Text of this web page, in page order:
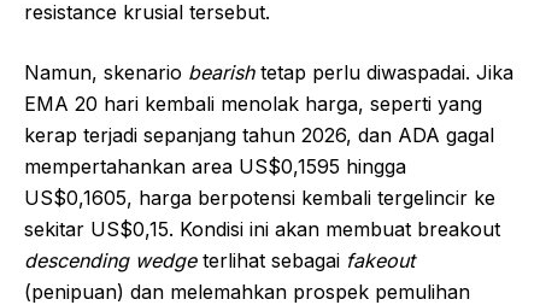
resistance krusial tersebut.
Namun, skenario bearishtetap perlu diwaspadai. Jika
EMA 20 hari kembali menolak harga, seperti yang
kerap terjadi sepanjang tahun 2026, dan ADA gagal
mempertahankan area US$0,1595 hingga
US$0,1605, harga berpotensi kembali tergelincir ke
sekitar US$0,15. Kondisi ini akan membuat breakout
descending wedgeterlihat sebagai fakeout
(penipuan) dan melemahkan prospek pemulihan